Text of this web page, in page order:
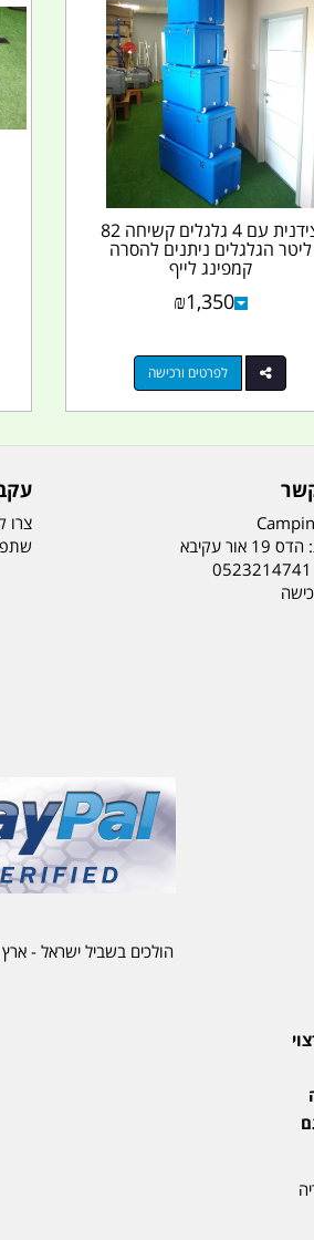
צידנית עם 4 גלגלים קשיחה 82
ליטר הגלגלים ניתנים להסרה
קמפינג לייף
₪1,350
לפרטים ורכישה
אור עקיבא
0523214741
צרו
הולכים בשביל ישראל - ארץ